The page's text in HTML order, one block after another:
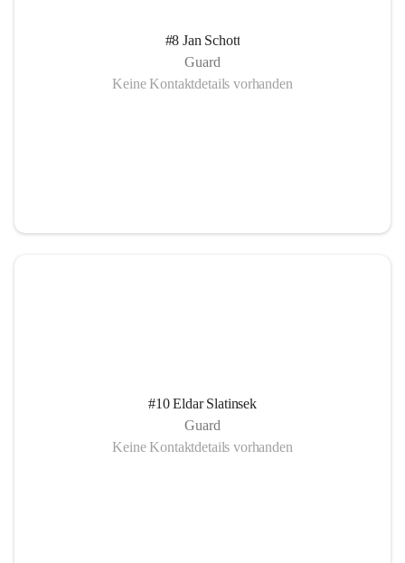
#8 Jan Schott
Guard
Keine Kontaktdetails vorhanden
#10 Eldar Slatinsek
Guard
Keine Kontaktdetails vorhanden